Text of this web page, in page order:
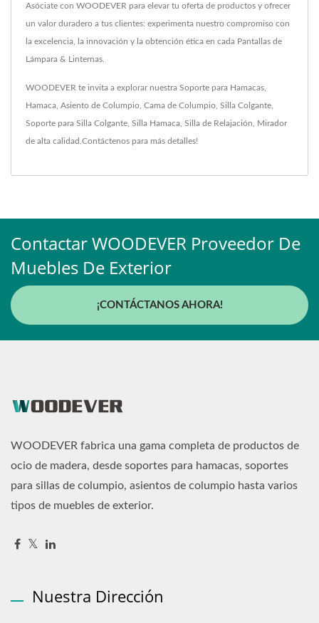
Asóciate con WOODEVER para elevar tu oferta de productos y ofrecer
un valor duradero a tus clientes: experimenta nuestro compromiso con
la excelencia, la innovación y la obtención ética en cada Pantallas de
Lámpara & Linternas.
WOODEVER te invita a explorar nuestra Soporte para Hamacas,
Hamaca, Asiento de Columpio, Cama de Columpio, Silla Colgante,
Soporte para Silla Colgante, Silla Hamaca, Silla de Relajación, Mirador
de alta calidad.Contáctenos para más detalles!
Contactar WOODEVER Proveedor De
Muebles De Exterior
¡CONTÁCTANOS AHORA!
WOODEVER fabrica una gama completa de productos de
ocio de madera, desde soportes para hamacas, soportes
para sillas de columpio, asientos de columpio hasta varios
tipos de muebles de exterior.
Nuestra Dirección